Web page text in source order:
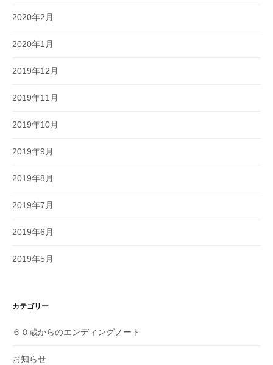
2020年2月
2020年1月
2019年12月
2019年11月
2019年10月
2019年9月
2019年8月
2019年7月
2019年6月
2019年5月
カテゴリー
６０歳からのエンディングノート
お知らせ